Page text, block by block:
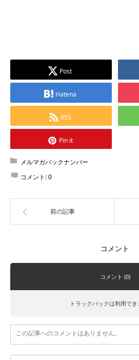
Post
Hatena
RSS
Pin it
メルマガバックナンバー
コメント:0
前の記事
コメント
コメント (0)
トラックバックは利用でき
この記事へのコメントはありません。